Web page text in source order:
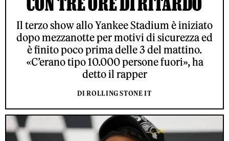
Il terzo show allo Yankee Stadium è iniziato
dopo mezzanotte per motivi di sicurezza ed
è finito poco prima delle 3 del mattino.
«C’erano tipo 10.000 persone fuori», ha
detto il rapper
DI ROLLING STONE IT